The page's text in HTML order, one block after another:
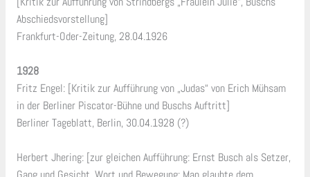
Abschiedsvorstellung]
Frankfurt-Oder-Zeitung, 28.04.1926
1928
Fritz Engel: [Kritik zur Aufführung von „Judas“ von Erich Mühsam
in der Berliner Piscator-Bühne und Buschs Auftritt]
Berliner Tageblatt, Berlin, 30.04.1928 (?)
Herbert Jhering: [zur gleichen Aufführung: Ernst Busch als Setzer,